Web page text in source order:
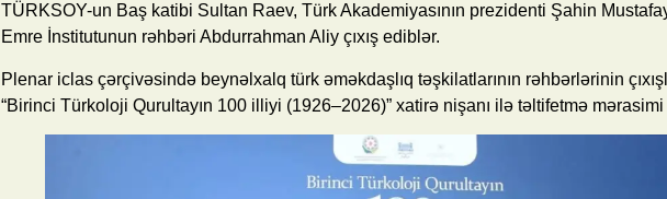
TÜRKSOY-un Baş katibi Sultan Raev, Türk Akademiyasının prezidenti Şahin
Emre İnstitutunun rəhbəri Abdurrahman Aliy çıxış ediblər.
Plenar iclas çərçivəsində beynəlxalq türk əməkdaşlıq təşkilatlarının rəhbərlərinin
“Birinci Türkoloji Qurultayın 100 illiyi (1926–2026)” xatirə nişanı ilə təltifetmə